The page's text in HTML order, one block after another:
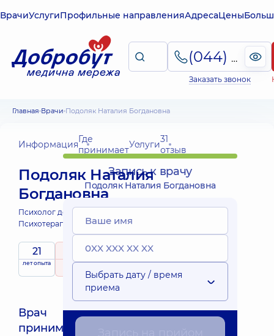
ВрачиУслугиПрофильные направленияАдресаЦены
(044) 495-2-888
Заказать звонок
Главная Врачи Подоляк Наталия Богдановна
ИнформацияГде
принимаетУслуги31
отзыв
Подоляк Наталия
Богдановна
Психолог детский;
Психотерапевт;
21
лет опыта
5 / 5
рейтингна основе
31 отзыв
принимает
детей
Врач
принимает
Запись к врачу
Подоляк Наталия Богдановна
Выбрать дату / время
приема